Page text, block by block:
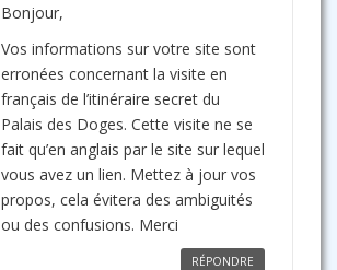
Bonjour,
Vos informations sur votre site sont
erronées concernant la visite en
français de l’itinéraire secret du
Palais des Doges. Cette visite ne se
fait qu’en anglais par le site sur lequel
vous avez un lien. Mettez à jour vos
propos, cela évitera des ambiguités
ou des confusions. Merci
RÉPONDRE